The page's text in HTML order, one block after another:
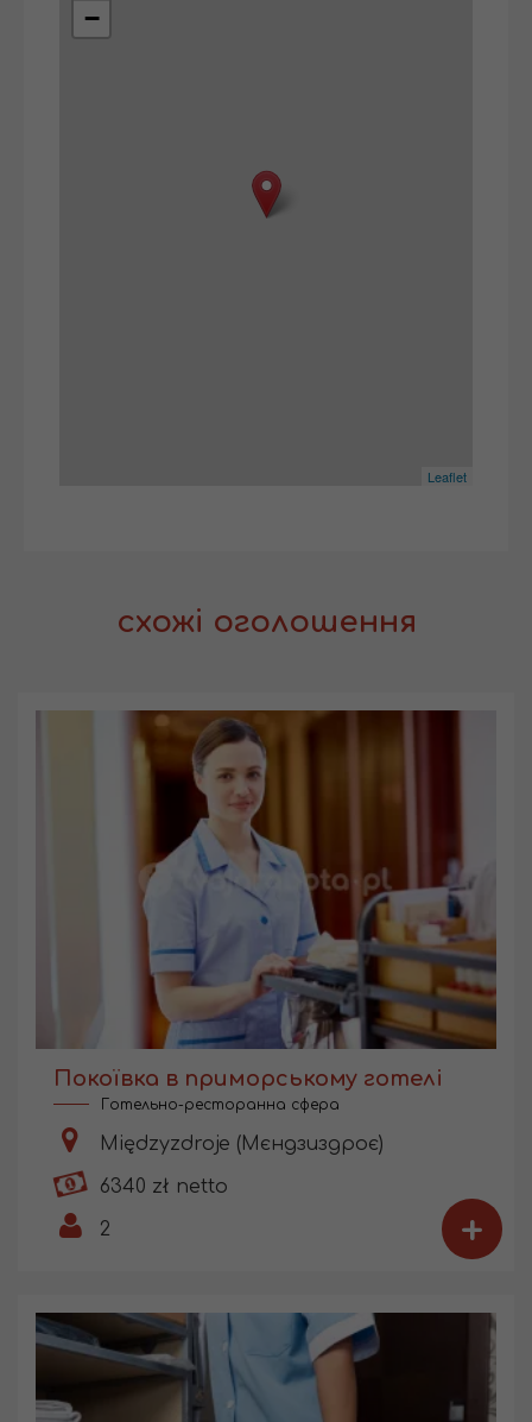
−
Leaflet
схожі оголошення
Покоївка в приморському готелі
Готельно-ресторанна сфера
Międzyzdroje (Мєндзиздроє)
6340 zł netto
2
+